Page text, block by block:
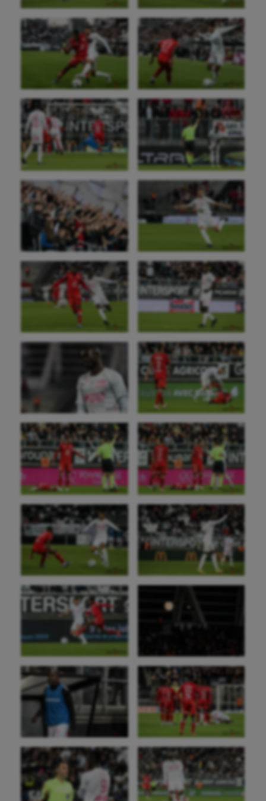
Aéronautique
Athlétisme
Auto
Balle à la main
Ballon au poing
Baseball
Billard
Boules lyonnaises
Canoë-kayak
Cerf Volant
Cheerleading
Course à pied